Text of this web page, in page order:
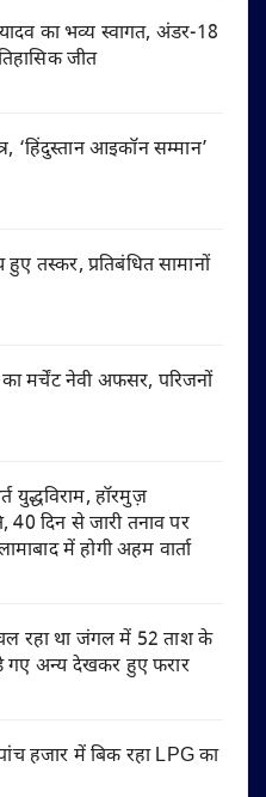
का भव्य स्वागत, अंडर-18
जीत
‘हिंदुस्तान आइकॉन सम्मान’
तस्कर, प्रतिबंधित सामानों
मर्चेंट नेवी अफसर, परिजनों
युद्धविराम, हॉरमुज़
दिन से जारी तनाव पर
में होगी अहम वार्ता
रहा था जंगल में 52 ताश के
गए अन्य देखकर हुए फरार
हजार में बिक रहा LPG का